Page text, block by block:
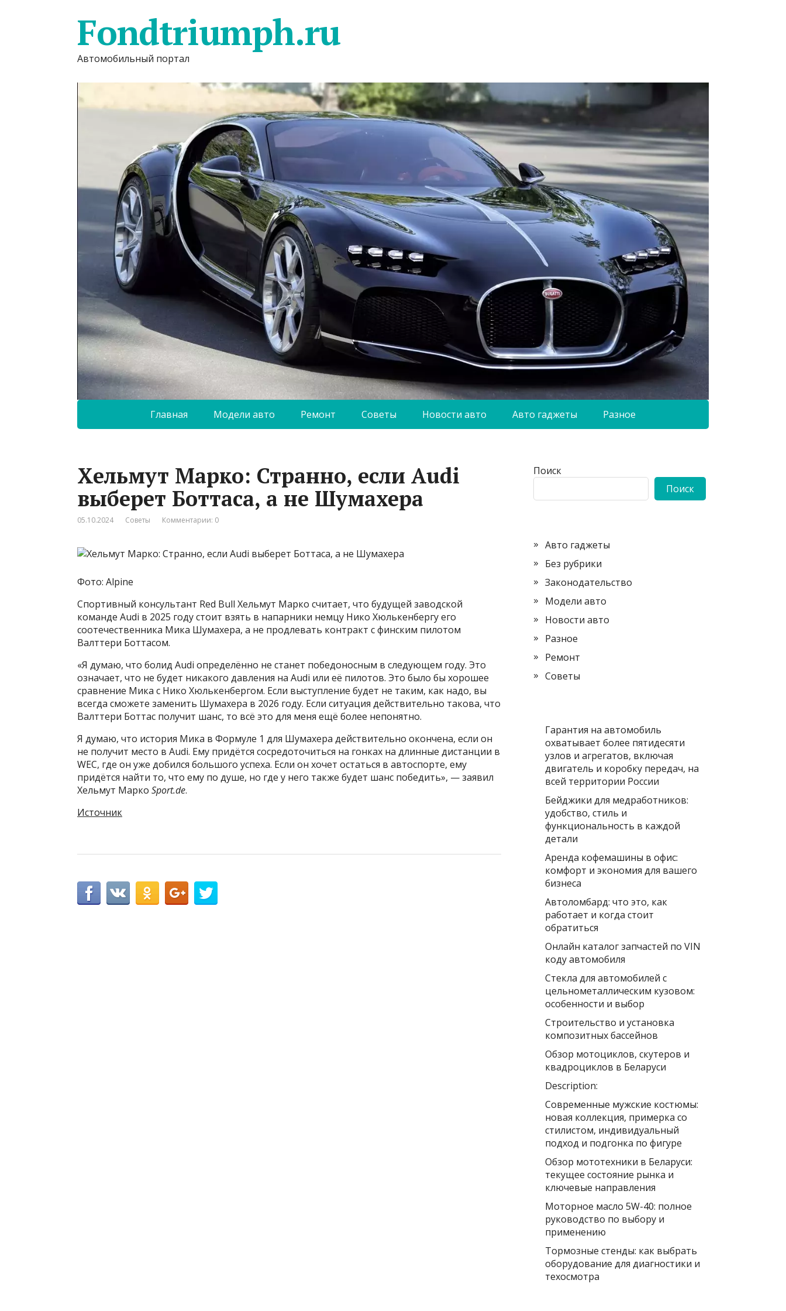
Fondtriumph.ru
Автомобильный портал
Главная Модели авто Ремонт Советы Новости авто Авто гаджеты Разное
Хельмут Марко: Странно, если Audi
выберет Боттаса, а не Шумахера
05.10.2024 Советы Комментарии: 0
Фото: Alpine
Спортивный консультант Red Bull Хельмут Марко считает, что будущей заводской
команде Audi в 2025 году стоит взять в напарники немцу Нико Хюлькенбергу его
соотечественника Мика Шумахера, а не продлевать контракт с финским пилотом
Валттери Боттасом.
«Я думаю, что болид Audi определённо не станет победоносным в следующем году. Это
означает, что не будет никакого давления на Audi или её пилотов. Это было бы хорошее
сравнение Мика с Нико Хюлькенбергом. Если выступление будет не таким, как надо, вы
всегда сможете заменить Шумахера в 2026 году. Если ситуация действительно такова, что
Валттери Боттас получит шанс, то всё это для меня ещё более непонятно.
Я думаю, что история Мика в Формуле 1 для Шумахера действительно окончена, если он
не получит место в Audi. Ему придётся сосредоточиться на гонках на длинные дистанции в
WEC, где он уже добился большого успеха. Если он хочет остаться в автоспорте, ему
придётся найти то, что ему по душе, но где у него также будет шанс победить», — заявил
Хельмут Марко Sport.de.
Источник
Поиск
Поиск
Авто гаджеты
Без рубрики
Законодательство
Модели авто
Новости авто
Разное
Ремонт
Советы
Гарантия на автомобиль
охватывает более пятидесяти
узлов и агрегатов, включая
двигатель и коробку передач, на
всей территории России
Бейджики для медработников:
удобство, стиль и
функциональность в каждой
детали
Аренда кофемашины в офис:
комфорт и экономия для вашего
бизнеса
Автоломбард: что это, как
работает и когда стоит
обратиться
Онлайн каталог запчастей по VIN
коду автомобиля
Стекла для автомобилей с
цельнометаллическим кузовом:
особенности и выбор
Строительство и установка
композитных бассейнов
Обзор мотоциклов, скутеров и
квадроциклов в Беларуси
Description:
Современные мужские костюмы:
новая коллекция, примерка со
стилистом, индивидуальный
подход и подгонка по фигуре
Обзор мототехники в Беларуси:
текущее состояние рынка и
ключевые направления
Моторное масло 5W-40: полное
руководство по выбору и
применению
Тормозные стенды: как выбрать
оборудование для диагностики и
техосмотра